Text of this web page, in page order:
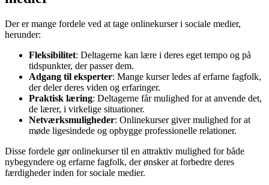
Der er mange fordele ved at tage onlinekurser i sociale medier,
herunder:
Fleksibilitet: Deltagerne kan lære i deres eget tempo og på
tidspunkter, der passer dem.
Adgang til eksperter: Mange kurser ledes af erfarne fagfolk,
der deler deres viden og erfaringer.
Praktisk læring: Deltagerne får mulighed for at anvende det,
de lærer, i virkelige situationer.
Netværksmuligheder: Onlinekurser giver mulighed for at
møde ligesindede og opbygge professionelle relationer.
Disse fordele gør onlinekurser til en attraktiv mulighed for både
nybegyndere og erfarne fagfolk, der ønsker at forbedre deres
færdigheder inden for sociale medier.